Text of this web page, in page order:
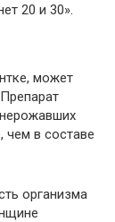
20 и 30».
может
в составе
организма